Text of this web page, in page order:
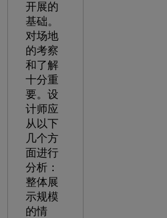
开展的
基础。
对场地
的考察
和了解
十分重
要。设
计师应
从以下
几个方
面进行
分析：
整体展
示规模
的情